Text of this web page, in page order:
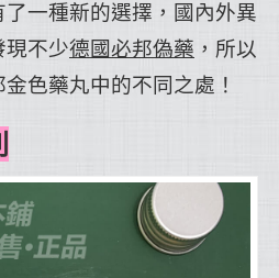
一種新的選擇，國內外異
現不少德國必邦偽藥 ，所以
色藥丸中的不同之處！